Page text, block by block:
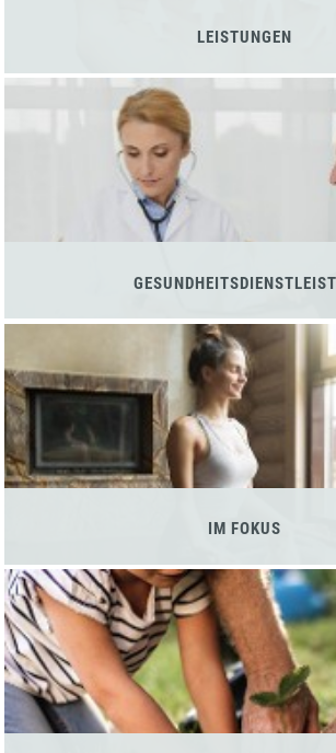
LEISTUNGEN
IM FOKUS